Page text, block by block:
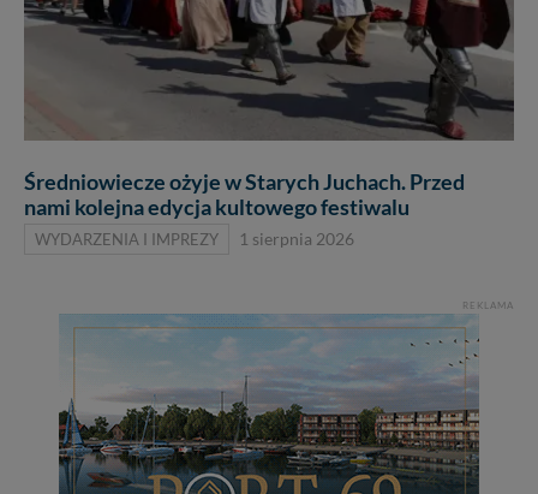
Średniowiecze ożyje w Starych Juchach. Przed
nami kolejna edycja kultowego festiwalu
WYDARZENIA I IMPREZY 1 sierpnia 2026
REKLAMA